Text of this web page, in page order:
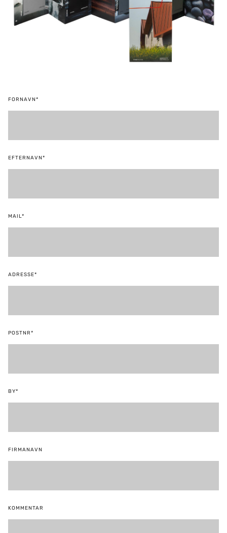
FORNAVN*
EFTERNAVN*
MAIL*
ADRESSE*
POSTNR*
BY*
FIRMANAVN
KOMMENTAR